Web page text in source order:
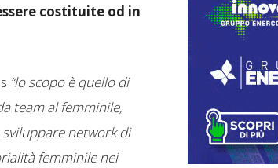
costituite od in
“lo scopo è quello di
team al femminile,
network di
femminile nei